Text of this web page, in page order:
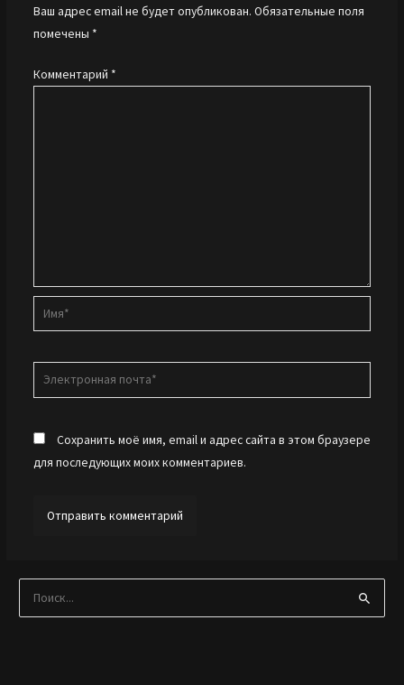
Ваш адрес email не будет опубликован. Обязательные поля
помечены *
Комментарий *
Имя*
Электронная
почта*
Сохранить моё имя, email и адрес сайта в этом браузере
для последующих моих комментариев.
щ